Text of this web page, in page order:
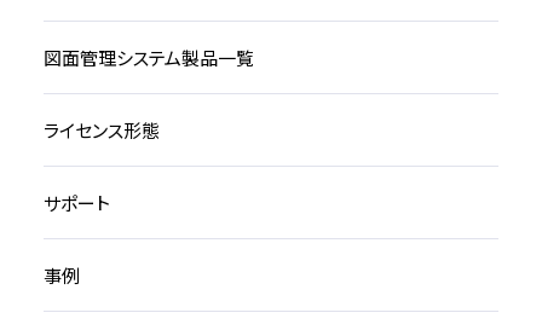
図面管理システム製品一覧
ライセンス形態
サポート
事例